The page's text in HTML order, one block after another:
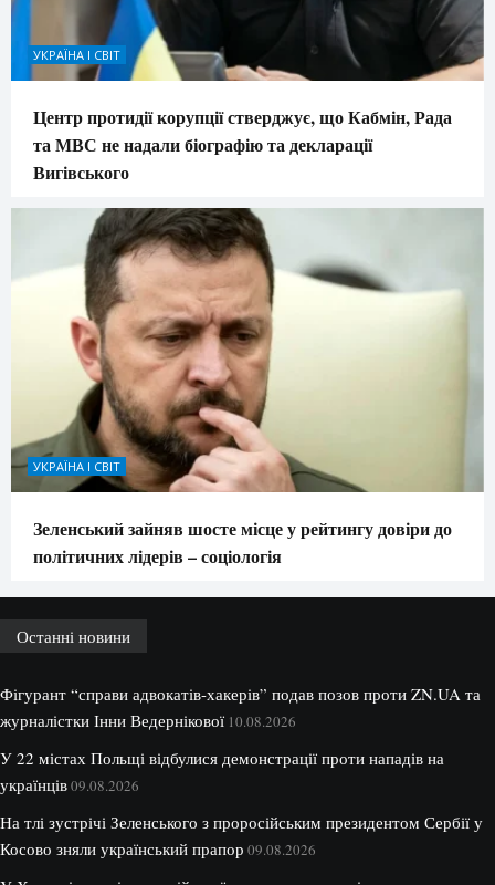
УКРАЇНА І СВІТ
Центр протидії корупції стверджує, що Кабмін, Рада
та МВС не надали біографію та декларації
Вигівського
УКРАЇНА І СВІТ
Зеленський зайняв шосте місце у рейтингу довіри до
політичних лідерів – соціологія
Останні новини
Фігурант “справи адвокатів-хакерів” подав позов проти ZN.UA та
журналістки Інни Ведернікової 10.08.2026
У 22 містах Польщі відбулися демонстрації проти нападів на
українців09.08.2026
На тлі зустрічі Зеленського з проросійським президентом Сербії у
Косово зняли український прапор 09.08.2026